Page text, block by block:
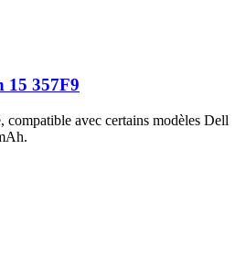
15 357F9
compatible avec certains modèles Dell